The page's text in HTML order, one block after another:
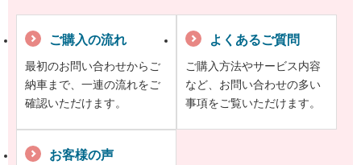
ご購入の流れ
最初のお問い合わせからご
納車まで、一連の流れをご
確認いただけます。
よくあるご質問
ご購入方法やサービス内容
など、お問い合わせの多い
事項をご覧いただけます。
お客様の声